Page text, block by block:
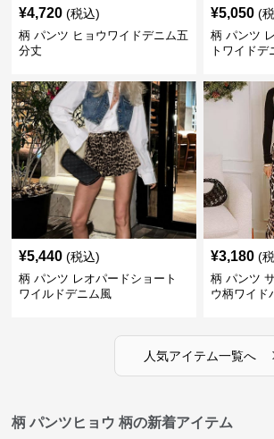
¥4,720 (税込)
柄 パンツ ヒョウワイドデニム五
分丈
¥5,050 (
柄 パンツ
トワイドデ
¥5,440 (税込)
柄 パンツ レオパードショート
ワイルドデニム風
¥3,180 (
柄 パンツ
ウ柄ワイド
人気アイテム一覧へ
柄 パンツヒョウ 柄の新着アイテム